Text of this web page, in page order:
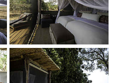
Show larger version